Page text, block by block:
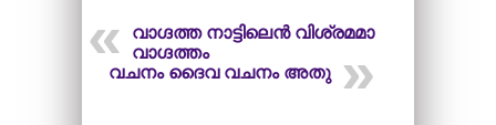
വാഗ്ദത്ത നാട്ടിലെൻ വിശ്രമമാം
വാഗ്ദത്തം
വചനം ദൈവ വചനം അതു